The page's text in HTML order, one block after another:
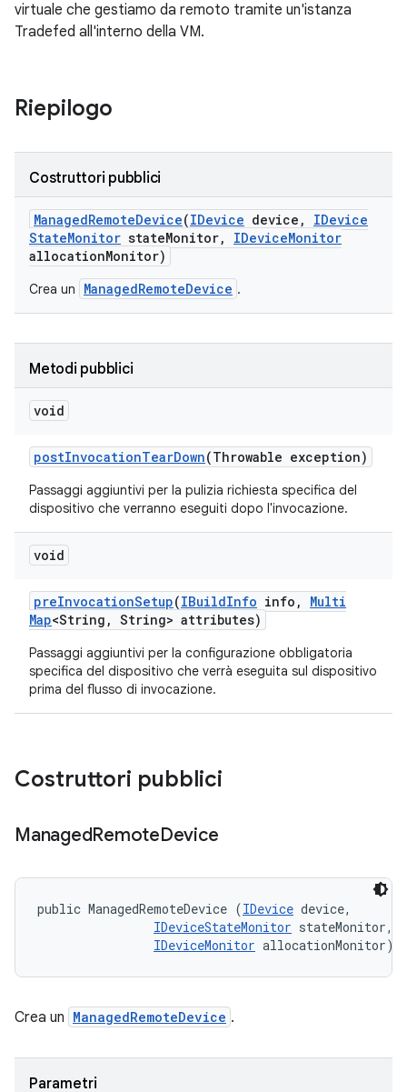
virtuale che gestiamo da remoto tramite un'istanza
Tradefed all'interno della VM.
Riepilogo
Costruttori pubblici
ManagedRemoteDevice(IDevice device ,
IDevice
StateMonitor stateMonitor, IDeviceMonitor
allocationMonitor)
Crea un ManagedRemoteDevice .
Metodi pubblici
void
postInvocationTearDown(Throwable exception)
Passaggi aggiuntivi per la pulizia richiesta specifica del
dispositivo che verranno eseguiti dopo l'invocazione.
void
preInvocationSetup(IBuildInfo info ,
Multi
Map<String , String> attributes)
Passaggi aggiuntivi per la configurazione obbligatoria
specifica del dispositivo che verrà eseguita sul dispositivo
prima del flusso di invocazione.
Costruttori pubblici
ManagedRemoteDevice
public ManagedRemoteDevice (IDevice device,
IDeviceStateMonitor stateMonitor,
IDeviceMonitor allocationMonitor)
Crea un ManagedRemoteDevice .
Parametri